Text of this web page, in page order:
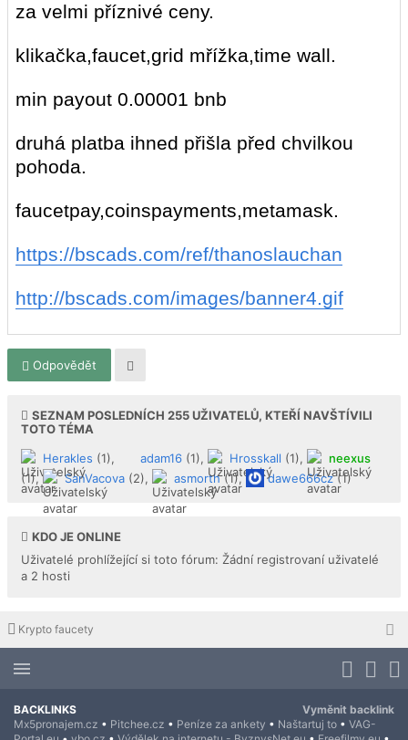
za velmi příznivé ceny.
klikačka,faucet,grid mřížka,time wall.
min payout 0.00001 bnb
druhá platba ihned přišla před chvilkou
pohoda.
faucetpay,coinspayments,metamask.
https://bscads.com/ref/thanoslauchan
http://bscads.com/images/banner4.gif
Odpovědět
SEZNAM POSLEDNÍCH 255UŽIVATELŮ, KTEŘÍ NAVŠTÍVILI
TOTO TÉMA
Herakles (1), adam16 (1), Hrosskall (1),
neexus
(1),
SanVacova (2), asmorth(1), dawe666cz(1)
KDO JE ONLINE
Uživatelé prohlížející si toto fórum: Žádní registrovaní uživatelé
a 2 hosti
Krypto faucety
BACKLINKS
Vyměnit backlink
Mx5pronajem.cz • Pitchee.cz • Peníze za ankety • Naštartuj to • VAG-